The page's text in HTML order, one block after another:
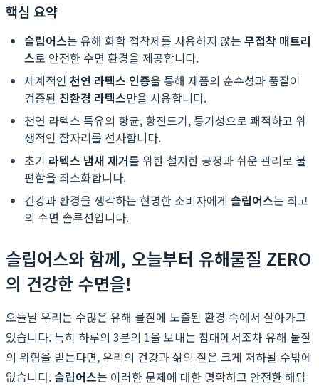
핵심 요약
슬립어스는 유해 화학 접착제를 사용하지 않는 무접착 매트리
스로 안전한 수면 환경을 제공합니다.
세계적인 천연 라텍스 인증을 통해 제품의 순수성과 품질이
검증된 친환경 라텍스만을 사용합니다.
천연 라텍스 특유의 항균, 항진드기, 통기성으로 쾌적하고 위
생적인 잠자리를 선사합니다.
초기 라텍스 냄새 제거를 위한 철저한 공정과 쉬운 관리로 불
편함을 최소화합니다.
건강과 환경을 생각하는 현명한 소비자에게 슬립어스는 최고
의 수면 솔루션입니다.
슬립어스와 함께, 오늘부터 유해물질 ZERO
의 건강한 수면을!
오늘날 우리는 수많은 유해 물질에 노출된 환경 속에서 살아가고
있습니다. 특히 하루의 3분의 1을 보내는 침대에서조차 유해 물질
의 위협을 받는다면, 우리의 건강과 삶의 질은 크게 저하될 수밖에
없습니다.슬립어스는 이러한 문제에 대한 명확하고 안전한 해답